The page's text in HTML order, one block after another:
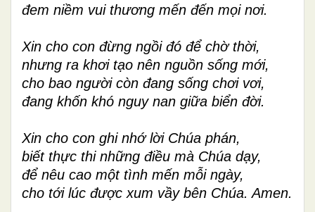
đem niềm vui thương mến đến mọi nơi.
Xin cho con đừng ngồi đó để chờ thời,
nhưng ra khơi tạo nên nguồn sống mới,
cho bao người còn đang sống chơi vơi,
đang khốn khó nguy nan giữa biển đời.
Xin cho con ghi nhớ lời Chúa phán,
biết thực thi những điều mà Chúa dạy,
để nêu cao một tình mến mỗi ngày,
cho tới lúc được xum vầy bên Chúa. Amen.